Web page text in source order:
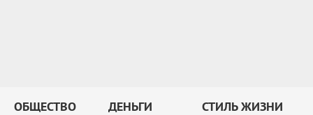
ОБЩЕСТВО ДЕНЬГИ СТИЛЬ ЖИЗНИ